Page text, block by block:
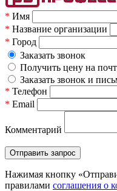
* Имя
* Название организации
* Город
Заказать звонок
Получить цену на
Заказать звонок и
* Телефон
* Email
Комментарий
Нажимая кнопку
правилами соглашения о